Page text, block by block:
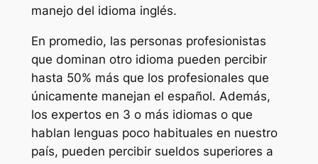
manejo del idioma inglés.
En promedio, las personas profesionistas
que dominan otro idioma pueden percibir
hasta 50% más que los profesionales que
únicamente manejan el español. Además,
los expertos en 3 o más idiomas o que
hablan lenguas poco habituales en nuestro
país, pueden percibir sueldos superiores a